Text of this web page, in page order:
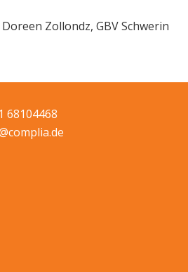
Zollondz, GBV Schwerin